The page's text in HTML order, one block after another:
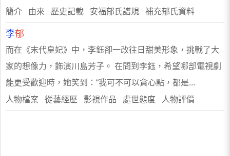
簡介 由來 歷史記載 安福郁氏譜規 補充郁氏資料
李郁
而在《末代皇妃》中，李鈺卻一改往日甜美形象，挑戰了大
家的想像力，飾演川島芳子。 在問到李鈺，希望哪部電視劇
能更受歡迎時，她笑到：“我可不可以貪心點，都是...
人物檔案 從藝經歷 影視作品 處世態度 人物評價